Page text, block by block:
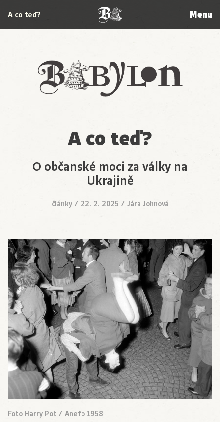
Babylon
A co teď? Menu
A co teď?
O občanské moci za války na
Ukrajině
články/ 22. 2. 2025 / Jára Johnová
Foto Harry Pot / Anefo 1958